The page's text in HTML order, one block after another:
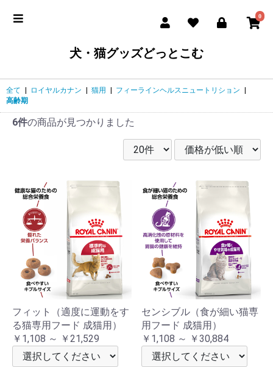
0
犬・猫グッズどっとこむ
全て ロイヤルカナン 猫用 フィーラインヘルスニュートリション
高齢期
6件の商品が見つかりました
フィット（適度に運動をす
る猫専用フード 成猫用）
￥1,108 ～ ￥21,529
センシブル（食が細い猫専
用フード 成猫用）
￥1,108 ～ ￥30,884